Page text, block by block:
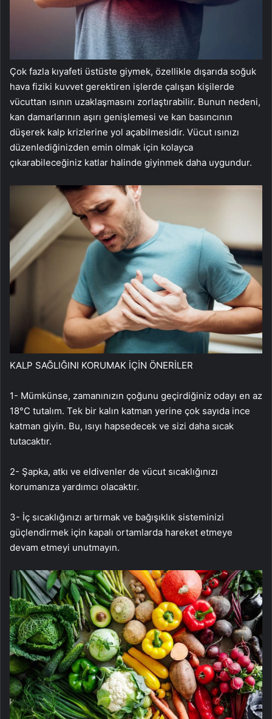
Çok fazla kıyafeti üstüste giymek, özellikle dışarıda soğuk
hava fiziki kuvvet gerektiren işlerde çalışan kişilerde
vücuttan ısının uzaklaşmasını zorlaştırabilir. Bunun nedeni,
kan damarlarının aşırı genişlemesi ve kan basıncının
düşerek kalp krizlerine yol açabilmesidir. Vücut ısınızı
düzenlediğinizden emin olmak için kolayca
çıkarabileceğiniz katlar halinde giyinmek daha uygundur.
KALP SAĞLIĞINI KORUMAK İÇİN ÖNERİLER
1- Mümkünse, zamanınızın çoğunu geçirdiğiniz odayı en az
18°C tutalım. Tek bir kalın katman yerine çok sayıda ince
katman giyin. Bu, ısıyı hapsedecek ve sizi daha sıcak
tutacaktır.
2- Şapka, atkı ve eldivenler de vücut sıcaklığınızı
korumanıza yardımcı olacaktır.
3- İç sıcaklığınızı artırmak ve bağışıklık sisteminizi
güçlendirmek için kapalı ortamlarda hareket etmeye
devam etmeyi unutmayın.